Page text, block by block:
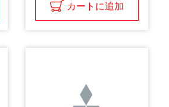
カートに追加